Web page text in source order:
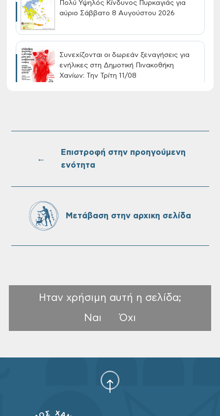
Πολύ Υψηλός Κίνδυνος Πυρκαγιάς για
αύριο Σάββατο 8 Αυγούστου 2026
Συνεχίζονται οι δωρεάν ξεναγήσεις για
ενήλικες στη Δημοτική Πινακοθήκη
Χανίων: Την Τρίτη 11/08
Τακτική συνεδρίαση Δημοτικής Επιτροπής
←
Επιστροφή στην προηγούμενη
ενότητα
Μετάβαση στην αρχικη σελίδα
Ηταν χρήσιμη αυτή η σελίδα;
Ναι
Όχι